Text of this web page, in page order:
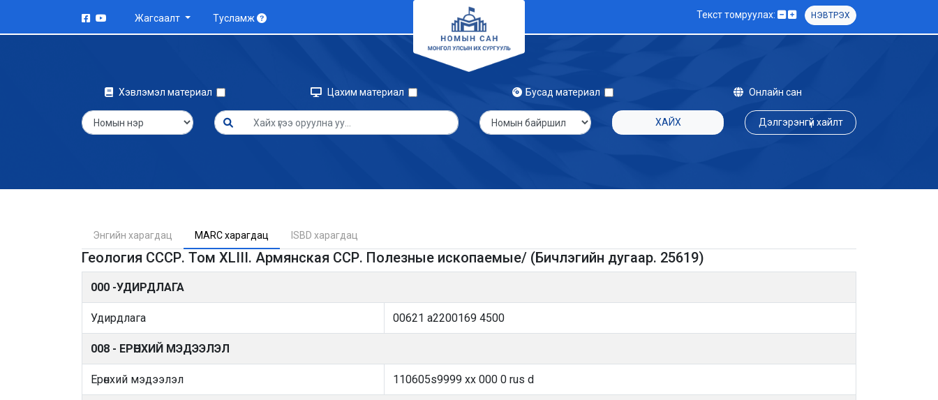
Жагсаалт Тусламж Текст томруулах: НЭВТРЭХ
Хэвлэмэл материал Цахим материал Бусад материал Онлайн сан
ХАЙХ Дэлгэрэнгүй хайлт
Энгийн харагдац MARC харагдац ISBD харагдац
Геология СССР. Том XLIII. Армянская ССР. Полезные ископаемые/ (Бичлэгийн дугаар. 25619)
000 -УДИРДЛАГА
Удирдлага 00621 a2200169 4500
008 - ЕРӨНХИЙ МЭДЭЭЛЭЛ
Ерөнхий мэдээлэл 110605s9999 xx 000 0 rus d